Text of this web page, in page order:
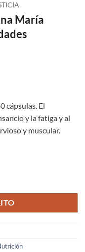
María
cápsulas. El
y la fatiga y al
y muscular.